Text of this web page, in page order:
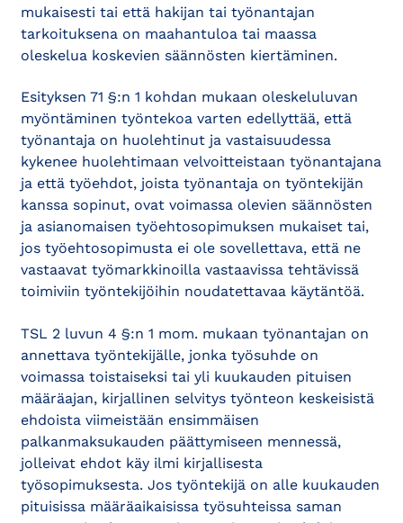
mukaisesti tai että hakijan tai työnantajan
tarkoituksena on maahantuloa tai maassa
oleskelua koskevien säännösten kiertäminen.
Esityksen 71 §:n 1 kohdan mukaan oleskeluluvan
myöntäminen työntekoa varten edellyttää, että
työnantaja on huolehtinut ja vastaisuudessa
kykenee huolehtimaan velvoitteistaan työnantajana
ja että työehdot, joista työnantaja on työntekijän
kanssa sopinut, ovat voimassa olevien säännösten
ja asianomaisen työehtosopimuksen mukaiset tai,
jos työehtosopimusta ei ole sovellettava, että ne
vastaavat työmarkkinoilla vastaavissa tehtävissä
toimiviin työntekijöihin noudatettavaa käytäntöä.
TSL 2 luvun 4 §:n 1 mom. mukaan työnantajan on
annettava työntekijälle, jonka työsuhde on
voimassa toistaiseksi tai yli kuukauden pituisen
määräajan, kirjallinen selvitys työnteon keskeisistä
ehdoista viimeistään ensimmäisen
palkanmaksukauden päättymiseen mennessä,
jolleivat ehdot käy ilmi kirjallisesta
työsopimuksesta. Jos työntekijä on alle kuukauden
pituisissa määräaikaisissa työsuhteissa saman